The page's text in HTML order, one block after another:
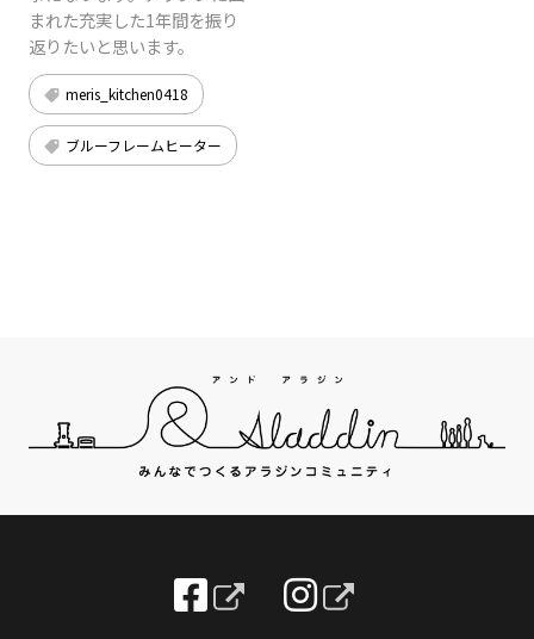
まれた充実した1年間を振り
返りたいと思います。
meris_kitchen0418
ブルーフレームヒーター